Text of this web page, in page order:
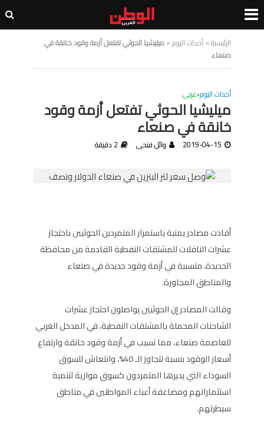
الرئيسية»أحداث اليوم»ميليشيا الحوثي تفتعل أزمة وقود خانقة في
صنعاء
أحداث اليوم•عربى
ميليشيا الحوثي تفتعل أزمة وقود
خانقة في صنعاء
2019-04-15 وائل فتحى 2 دقيقة
أفادت مصادر يمنية باستمرار المتمردين الحوثيين باحتجاز
عشرات الناقلات للمشتقات النفطية القادمة من محافظة
الحديدة، متسببة في أزمة وقود جديدة في صنعاء
والمناطق المجاورة.
وقالت المصادر إن الحوثيين يواصلون احتجاز عشرات
الشاحنات المحملة بالمشتقات النفطية، في المدخل الغربي
للعاصمة صنعاء، مما تسبب في أزمة وقود خانقة وارتفاع
أسعار الوقود بنسبة تتجاوز الـ 40%، وانتعاش للسوق
السوداء التي يديرها المتمردون كسوق موازية لتنمية
استثماراتهم ومضاعفة أعباء المواطنين في مناطق
سيطرتهم.